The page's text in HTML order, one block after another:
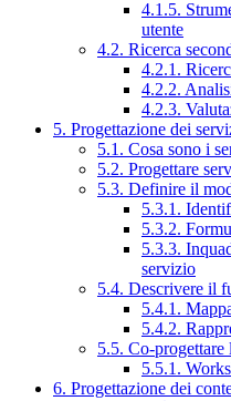
4.1.5.
utente
4.2. Ricerca
4.2.1.
4.2.2.
4.2.3.
5. Progettazione dei
5.1. Cosa sono i
5.2. Progettare
5.3. Definire il
5.3.1.
5.3.2.
5.3.3.
servizio
5.4. Descrivere il
5.4.1.
5.4.2.
5.5. Co-progettare
5.5.1.
6. Progettazione dei